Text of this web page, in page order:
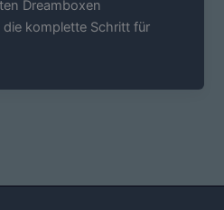
Dreamboxen
komplette Schritt für